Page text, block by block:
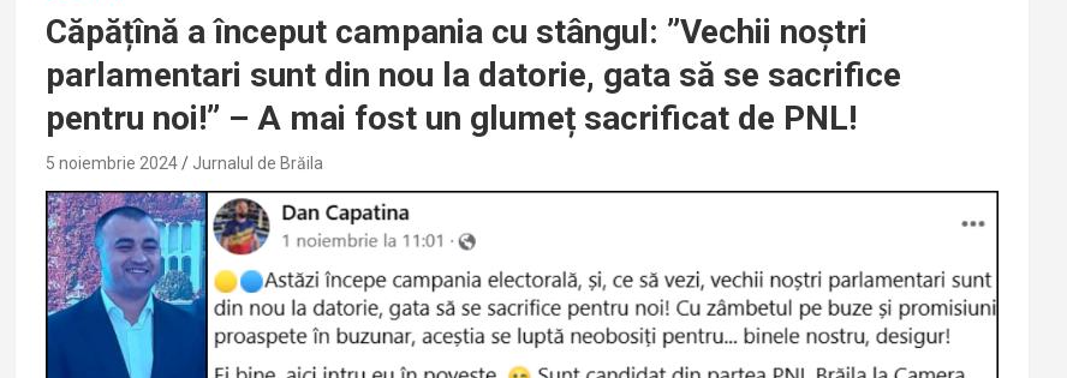
Căpățînă a început campania cu stângul: ”Vechii noștri
parlamentari sunt din nou la datorie, gata să se sacrifice
pentru noi!” – A mai fost un glumeț sacrificat de PNL!
5 noiembrie 2024 Jurnalul de Brăila